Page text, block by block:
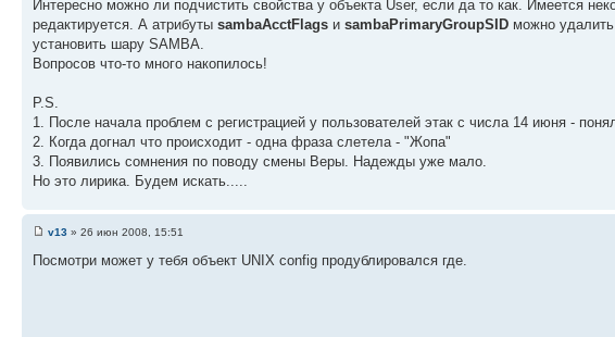
Интересно можно ли подчистить свойства у объекта User, если да то как. Имеется
редактируется. А атрибуты sambaAcctFlags и sambaPrimaryGroupSID можно
установить шару SAMBA.
Вопросов что-то много накопилось!
P.S.
1. После начала проблем с регистрацией у пользователей этак с числа 14 июня -
2. Когда догнал что происходит - одна фраза слетела - "Жопа"
3. Появились сомнения по поводу смены Веры. Надежды уже мало.
Но это лирика. Будем искать.....
v13 » 26 июн 2008, 15:51
Посмотри может у тебя объект UNIX config продублировался где.